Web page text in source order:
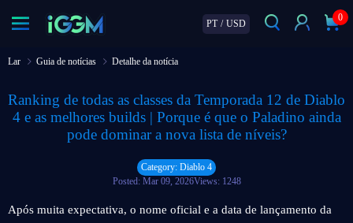
PT / USD
0
Lar Guia de notícias Detalhe da notícia
Ranking de todas as classes da Temporada 12 de Diablo
4 e as melhores builds | Porque é que o Paladino ainda
pode dominar a nova lista de níveis?
Category: Diablo 4
Posted: Mar 09, 2026Views: 1248
Após muita expectativa, o nome oficial e a data de lançamento da